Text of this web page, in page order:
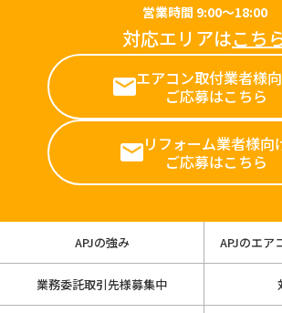
営業時間 9:00～18:00
対応エリアはこち
エアコン取付業者様
ご応募はこちら
リフォーム業者様向
ご応募はこちら
APJの強み APJのエア
業務委託取引先様募集中